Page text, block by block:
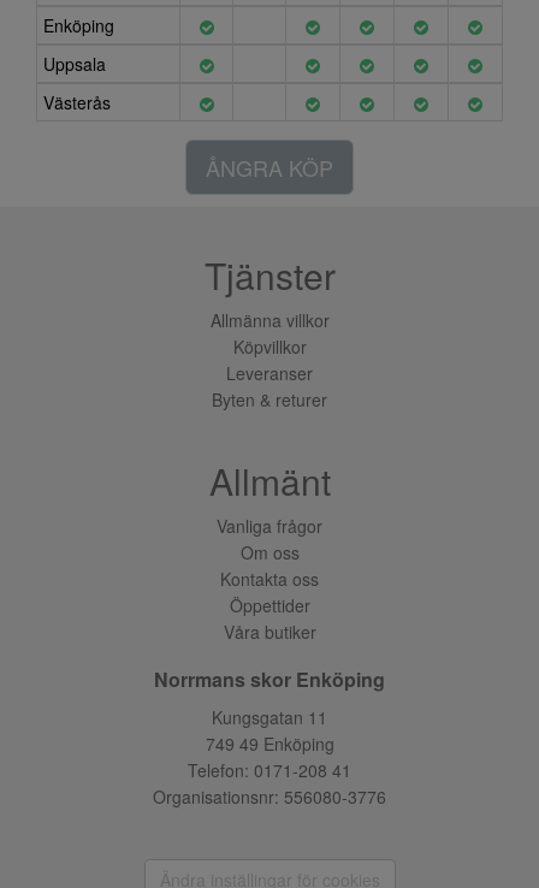
Enköping
Uppsala
Västerås
ÅNGRA KÖP
Tjänster
Allmänna villkor
Köpvillkor
Leveranser
Byten & returer
Allmänt
Vanliga frågor
Om oss
Kontakta oss
Öppettider
Våra butiker
Norrmans skor Enköping
Kungsgatan 11
749 49 Enköping
Telefon: 0171-208 41
Organisationsnr: 556080-3776
Ändra inställingar för cookies